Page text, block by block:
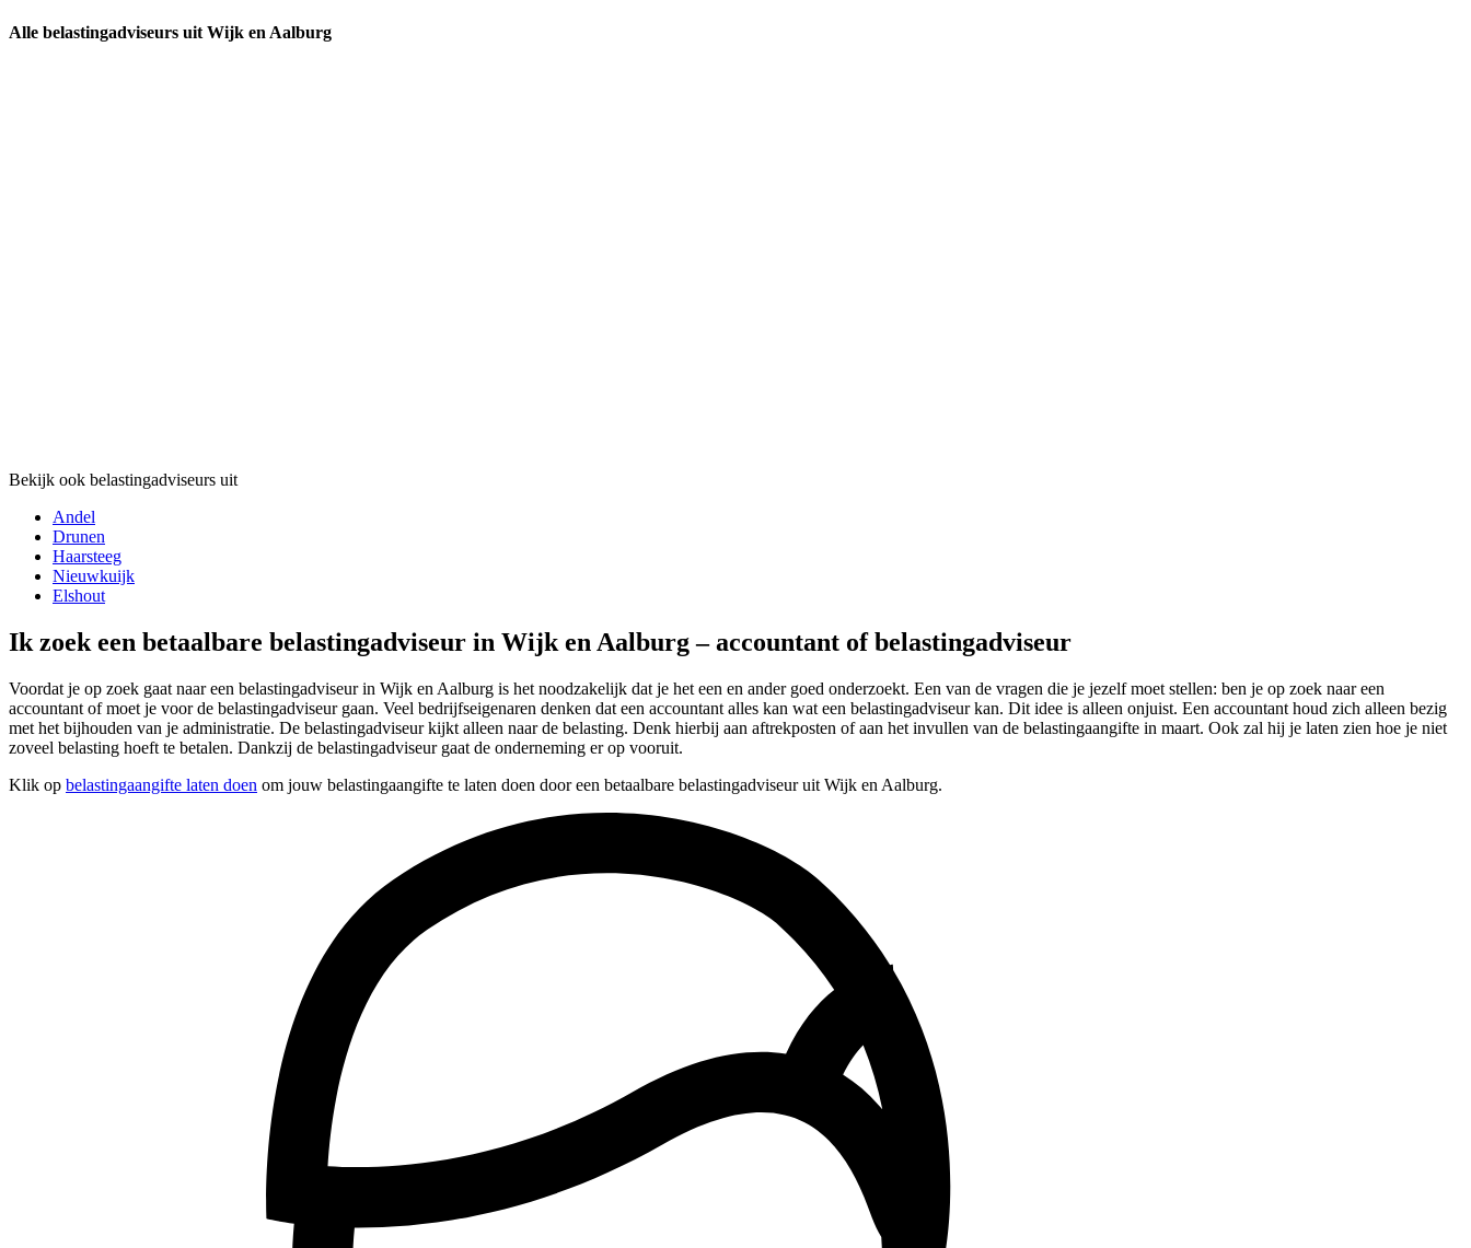
Alle belastingadviseurs uit Wijk en Aalburg
Bekijk ook belastingadviseurs uit
Andel
Drunen
Haarsteeg
Nieuwkuijk
Elshout
Ik zoek een betaalbare belastingadviseur in Wijk en Aalburg – accountant of belastingadviseur
Voordat je op zoek gaat naar een belastingadviseur in Wijk en Aalburg is het noodzakelijk dat je het een en ander goed onderzoekt. Een van de vragen die je jezelf moet stellen: ben je op zoek naar een
accountant of moet je voor de belastingadviseur gaan. Veel bedrijfseigenaren denken dat een accountant alles kan wat een belastingadviseur kan. Dit idee is alleen onjuist. Een accountant houd zich alleen bezig
met het bijhouden van je administratie. De belastingadviseur kijkt alleen naar de belasting. Denk hierbij aan aftrekposten of aan het invullen van de belastingaangifte in maart. Ook zal hij je laten zien hoe je niet
zoveel belasting hoeft te betalen. Dankzij de belastingadviseur gaat de onderneming er op vooruit.
Klik op belastingaangifte laten doen om jouw belastingaangifte te laten doen door een betaalbare belastingadviseur uit Wijk en Aalburg.